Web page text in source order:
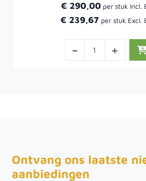
€ 290,00
€ 239,67
- +
Ontvang ons laatste
aanbiedingen